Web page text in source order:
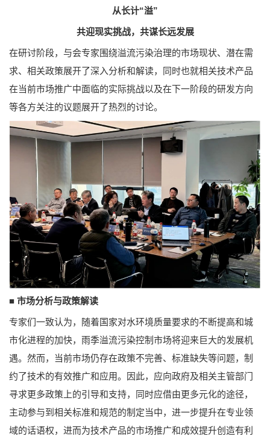
从长计“溢”
共迎现实挑战，共谋长远发展
在研讨阶段，与会专家围绕溢流污染治理的市场现状、潜在需
求、相关政策展开了深入分析和解读，同时也就相关技术产品
在当前市场推广中面临的实际挑战以及在下一阶段的研发方向
等各方关注的议题展开了热烈的讨论。
■ 市场分析与政策解读
专家们一致认为，随着国家对水环境质量要求的不断提高和城
市化进程的加快，雨季溢流污染控制市场将迎来巨大的发展机
遇。然而，当前市场仍存在政策不完善、标准缺失等问题，制
约了技术的有效推广和应用。因此，应向政府及相关主管部门
寻求更多政策上的引导和支持，同时应借由更多元化的途径，
主动参与到相关标准和规范的制定当中，进一步提升在专业领
域的话语权，进而为技术产品的市场推广和成效提升创造有利